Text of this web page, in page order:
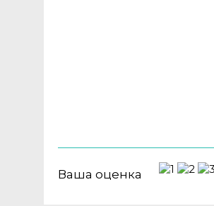
Ваша оценка